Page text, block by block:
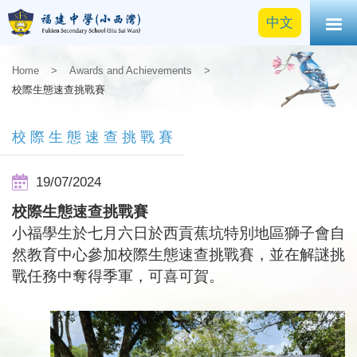
中文
Home > Awards and Achievements
>
校際生態速查挑戰賽
校際生態速查挑戰賽
19/07/2024
校際生態速查挑戰賽
小福學生於七月六日於西貢蕉坑特別地區獅子會自
然教育中心參加校際生態速查挑戰賽，並在解謎挑
戰任務中奪得季軍，可喜可賀。